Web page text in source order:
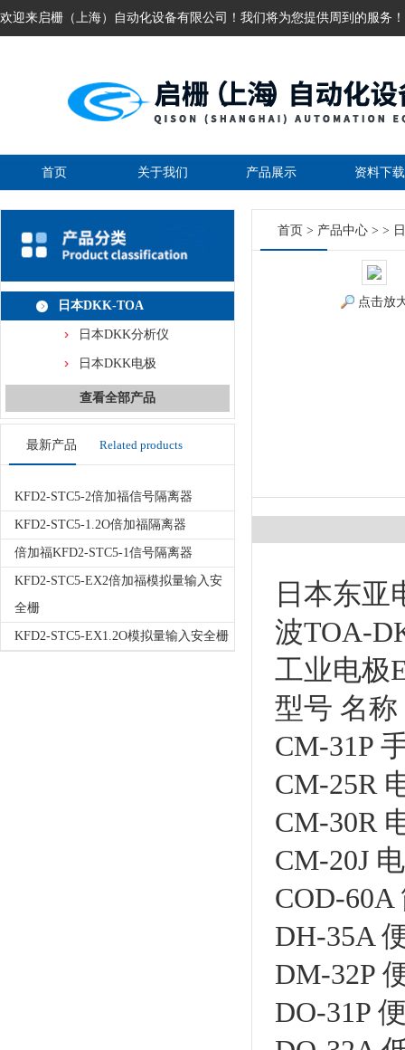
欢迎来启栅（上海）自动化设备有限公司！我们将为您提供周到的服务！
首页 关于我们 产品展示 资料下载
日本DKK-TOA
日本DKK分析仪
日本DKK电极
查看全部产品
最新产品 Related products
KFD2-STC5-2倍加福信号隔离器
KFD2-STC5-1.2O倍加福隔离器
倍加福KFD2-STC5-1信号隔离器
KFD2-STC5-EX2倍加福模拟量输入安
全栅
KFD2-STC5-EX1.2O模拟量输入安全栅
首页 > 产品中心 > >
点击放
日本东亚
波TOA-
工业电极
型号 名称
CM-31P
CM-25R
CM-30R
CM-20J
COD-
DH-35A
DM-32P
DO-31P